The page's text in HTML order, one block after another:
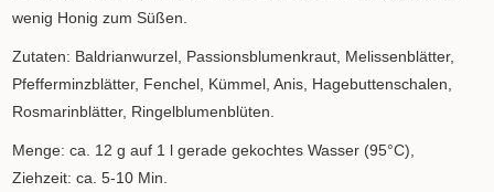
wenig Honig zum Süßen.
Zutaten: Baldrianwurzel, Passionsblumenkraut, Melissenblätter,
Pfefferminzblätter, Fenchel, Kümmel, Anis, Hagebuttenschalen,
Rosmarinblätter, Ringelblumenblüten.
Menge: ca. 12 g auf 1 l gerade gekochtes Wasser (95°C),
Ziehzeit: ca. 5-10 Min.